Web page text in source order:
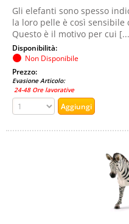
Gli elefanti sono spesso
la loro pelle è così sensibile
Questo è il motivo per cui
Disponibilità:
Non Disponibile
Prezzo:
Evasione Articolo:
24-48 Ore lavorative